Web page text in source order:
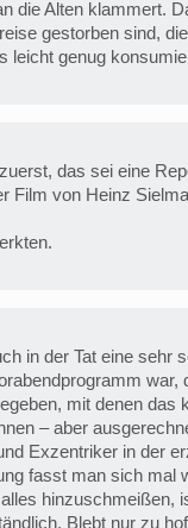
die Alten klammert.
gestorben sind,
leicht genug
das sei eine
Film von Heinz
in der Tat eine sehr
war,
mit denen das
– aber
Exzentriker in der
fasst man sich mal
hinzuschmeißen,
Blebt nur zu